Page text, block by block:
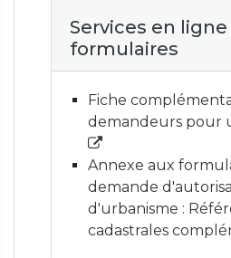
Services en
formulaires
Fiche
demandeurs pour
Annexe aux
demande
d'urbanisme :
cadastrales